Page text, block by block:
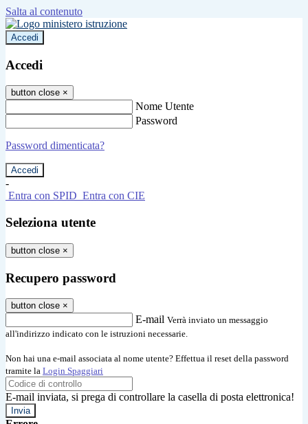
Salta al contenuto
Accedi
Accedi
button close ×
Nome Utente
Password
Password dimenticata?
-
Entra con SPID Entra con CIE
Seleziona utente
button close ×
Recupero password
button close ×
E-mail Verrà inviato un messaggio
all'indirizzo indicato con le istruzioni necessarie.
Non hai una e-mail associata al nome utente? Effettua il reset della password
tramite la Login Spaggiari
E-mail inviata, si prega di controllare la casella di posta elettronica!